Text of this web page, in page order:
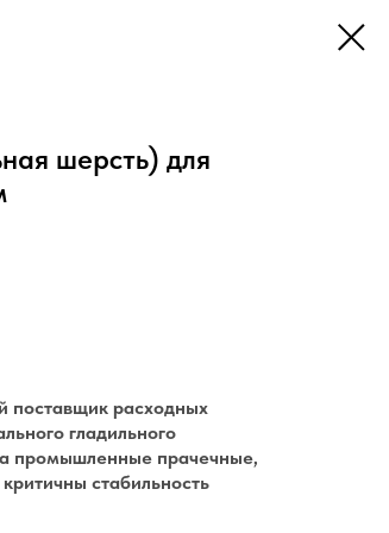
шерсть) для
поставщик расходных
гладильного
промышленные прачечные,
стабильность